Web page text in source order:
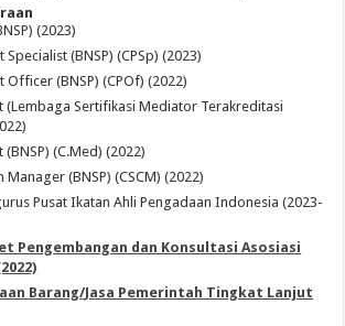
(2023)
(BNSP) (CPSp) (2023)
(BNSP) (CPOf) (2022)
Sertifikasi Mediator Terakreditasi
(C.Med) (2022)
(BNSP) (CSCM) (2022)
Pusat Ikatan Ahli Pengadaan Indonesia (2023-
Pengembangan dan Konsultasi Asosiasi
Barang/Jasa Pemerintah Tingkat Lanjut